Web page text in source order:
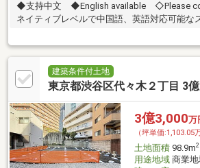
◆支持中文 ◆English available ◇Please
ネイティブレベルで中国語、英語対応可能な
建築条件付土地
東京都渋谷区代々木２丁目 3
3億3,000万
（坪単価:1,103.05
土地面積98.9m2
用途地域商業地